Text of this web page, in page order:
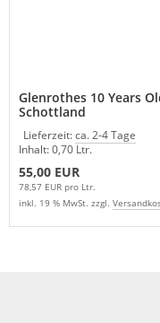
Glenrothes 10 Years
Schottland
Lieferzeit:ca. 2-4 Tage
Inhalt: 0,70 Ltr.
55,00 EUR
78,57 EUR pro Ltr.
inkl. 19 % MwSt. zzgl.